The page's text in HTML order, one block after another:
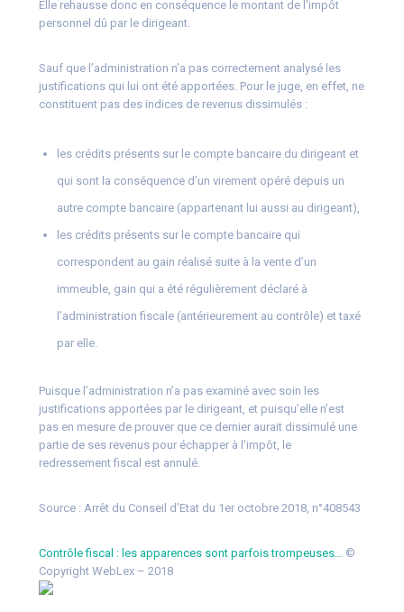
Elle rehausse donc en conséquence le montant de l’impôt
personnel dû par le dirigeant.
Sauf que l’administration n’a pas correctement analysé les
justifications qui lui ont été apportées. Pour le juge, en effet, ne
constituent pas des indices de revenus dissimulés :
les crédits présents sur le compte bancaire du dirigeant et
qui sont la conséquence d’un virement opéré depuis un
autre compte bancaire (appartenant lui aussi au dirigeant),
les crédits présents sur le compte bancaire qui
correspondent au gain réalisé suite à la vente d’un
immeuble, gain qui a été régulièrement déclaré à
l’administration fiscale (antérieurement au contrôle) et taxé
par elle.
Puisque l’administration n’a pas examiné avec soin les
justifications apportées par le dirigeant, et puisqu’elle n’est
pas en mesure de prouver que ce dernier aurait dissimulé une
partie de ses revenus pour échapper à l’impôt, le
redressement fiscal est annulé.
Source : Arrêt du Conseil d’Etat du 1er octobre 2018, n°408543
Contrôle fiscal : les apparences sont parfois trompeuses… ©
Copyright WebLex – 2018